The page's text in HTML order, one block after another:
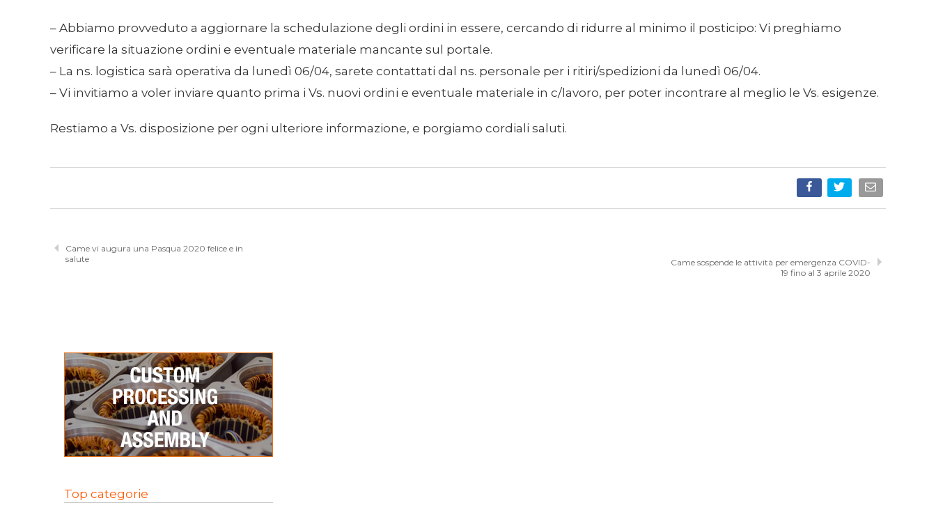
– Abbiamo provveduto a aggiornare la schedulazione degli ordini in essere, cercando di ridurre al minimo il posticipo: Vi preghiamo
verificare la situazione ordini e eventuale materiale mancante sul portale.
– La ns. logistica sarà operativa da lunedì 06/04, sarete contattati dal ns. personale per i ritiri/spedizioni da lunedì 06/04.
– Vi invitiamo a voler inviare quanto prima i Vs. nuovi ordini e eventuale materiale in c/lavoro, per poter incontrare al meglio le Vs. esigenze.
Restiamo a Vs. disposizione per ogni ulteriore informazione, e porgiamo cordiali saluti.
Came vi augura una Pasqua 2020 felice e in
salute
Came sospende le attività per emergenza COVID-
19 fino al 3 aprile 2020
Top categorie